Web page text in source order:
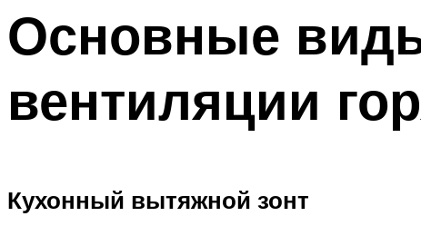
Основные
вентиляции
Кухонный вытяжной зонт